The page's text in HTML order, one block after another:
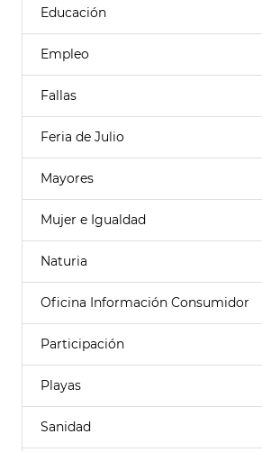
Educación
Empleo
Fallas
Feria de Julio
Mayores
Mujer e Igualdad
Naturia
Oficina Información Consumidor
Participación
Playas
Sanidad